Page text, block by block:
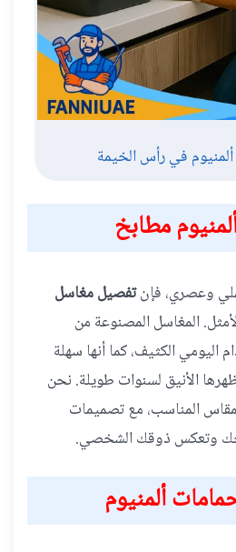
في رأس الخيمة
مطابخ
وعصري، فإنتفصيل مغاسل
المغاسل المصنوعة من
اليومي الكثيف، كما أنها سهلة
الأنيق لسنوات طويلة. نحن
المناسب، مع تصميمات
وتعكس ذوقك الشخصي.
ألمنيوم